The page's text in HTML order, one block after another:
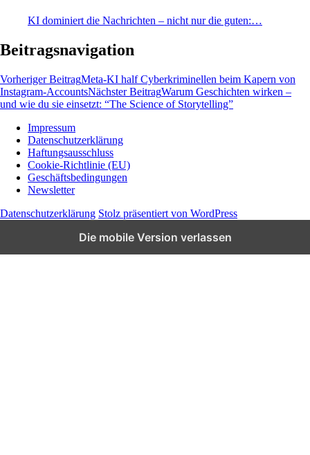
KI dominiert die Nachrichten – nicht nur die guten:…
Beitragsnavigation
Vorheriger BeitragMeta-KI half Cyberkriminellen beim Kapern von
Instagram-AccountsNächster BeitragWarum Geschichten wirken –
und wie du sie einsetzt: “The Science of Storytelling”
Wissen und News zu KI, Social Media und
Co.
Impressum
Datenschutzerklärung
Haftungsausschluss
Cookie-Richtlinie (EU)
Geschäftsbedingungen
Newsletter
Datenschutzerklärung Stolz präsentiert von WordPress
Die mobile Version verlassen